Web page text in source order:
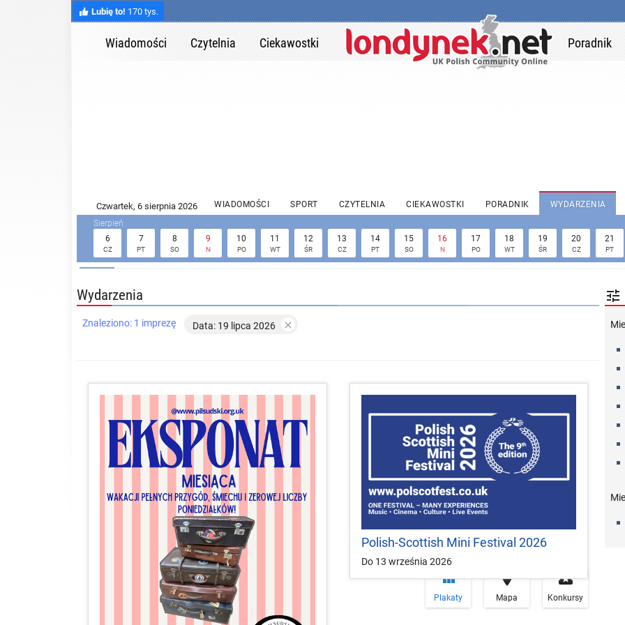
Lubię to! 170 tys.
Wiadomości Czytelnia Ciekawostki Poradnik
WIADOMOŚCI SPORT CZYTELNIA CIEKAWOSTKI PORADNIK WYDARZENIA
6
CZ
7
PT
8
SO
9
N
10
PO
11
WT
12
ŚR
13
CZ
14
PT
15
SO
16
N
17
PO
18
WT
19
ŚR
20
CZ
21
PT

Wydarzenia

Plakaty

Mapa
local_play
Konkursy
Znaleziono: 1 imprezę Data: 19 lipca 2026 
Polish-Scottish Mini Festival 2026
Do 13 września 2026